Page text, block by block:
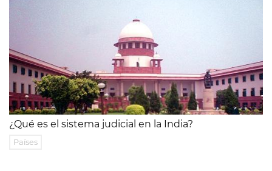
¿Qué es el sistema judicial en la India?
Países